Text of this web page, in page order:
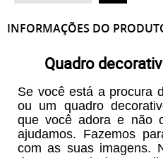
INFORMAÇÕES DO
Quadro
Se você está a procura
ou um quadro
que você adora e não
ajudamos. Fazemos
com as suas imagens.